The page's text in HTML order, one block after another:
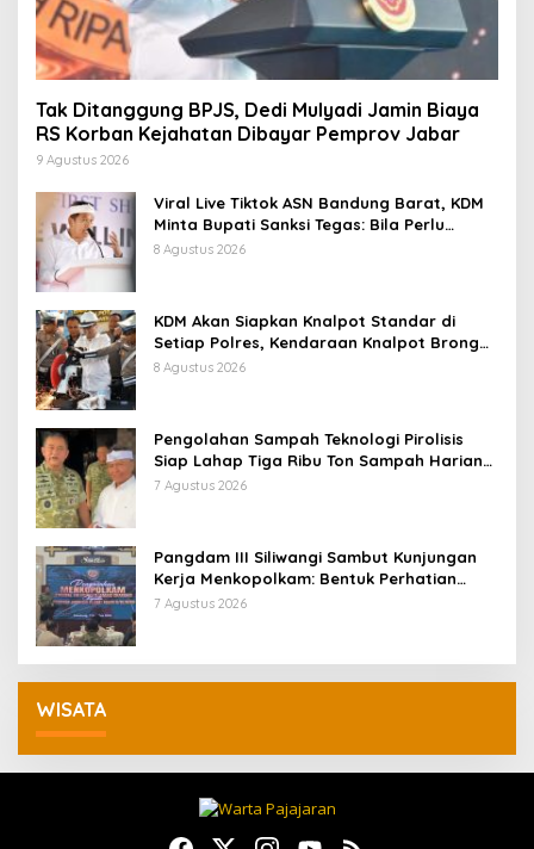
Tak Ditanggung BPJS, Dedi Mulyadi Jamin Biaya
RS Korban Kejahatan Dibayar Pemprov Jabar
9 Agustus 2026
Viral Live Tiktok ASN Bandung Barat, KDM
Minta Bupati Sanksi Tegas: Bila Perlu
Pemberhentian
8 Agustus 2026
KDM Akan Siapkan Knalpot Standar di
Setiap Polres, Kendaraan Knalpot Brong
Tertangkap Langsung Ganti
8 Agustus 2026
Pengolahan Sampah Teknologi Pirolisis
Siap Lahap Tiga Ribu Ton Sampah Harian
Jawa Barat
7 Agustus 2026
Pangdam III Siliwangi Sambut Kunjungan
Kerja Menkopolkam: Bentuk Perhatian
Pemerintah
7 Agustus 2026
WISATA